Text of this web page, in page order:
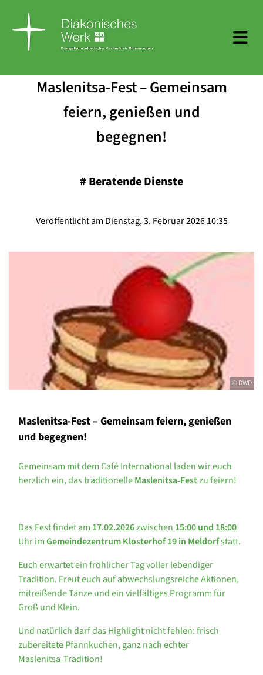
Maslenitsa-Fest – Gemeinsam
feiern, genießen und
begegnen!
# Beratende Dienste
Veröffentlicht am Dienstag, 3. Februar 2026 10:35
© DWD
Maslenitsa-Fest – Gemeinsam feiern, genießen
und begegnen!
Gemeinsam mit dem Café International laden wir euch
herzlich ein, das traditionelleMaslenitsa‑Festzu feiern!
Das Fest findet am 17.02.2026zwischen 15:00 und 18:00
Uhr imGemeindezentrum Klosterhof 19 in Meldorfstatt.
Euch erwartet ein fröhlicher Tag voller lebendiger
Tradition. Freut euch auf abwechslungsreiche Aktionen,
mitreißende Tänze und ein vielfältiges Programm für
Groß und Klein.
Und natürlich darf das Highlight nicht fehlen: frisch
zubereitete Pfannkuchen, ganz nach echter
Maslenitsa‑Tradition!